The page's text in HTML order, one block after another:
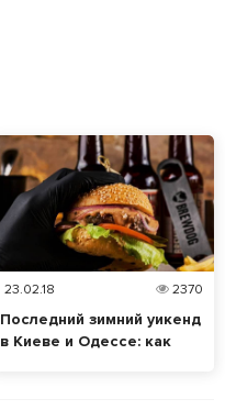
23.02.18 2370
Последний зимний уикенд
в Киеве и Одессе: как